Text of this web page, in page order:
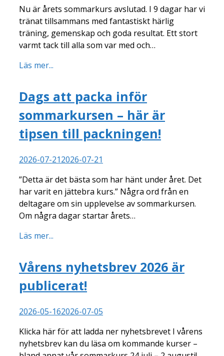
Nu är årets sommarkurs avslutad. I 9 dagar har vi
tränat tillsammans med fantastiskt härlig
träning, gemenskap och goda resultat. Ett stort
varmt tack till alla som var med och…
Läs mer...
Dags att packa inför
sommarkursen – här är
tipsen till packningen!
2026-07-212026-07-21
”Detta är det bästa som har hänt under året. Det
har varit en jättebra kurs.” Några ord från en
deltagare om sin upplevelse av sommarkursen.
Om några dagar startar årets…
Läs mer...
Vårens nyhetsbrev 2026 är
publicerat!
2026-05-162026-07-05
Klicka här för att ladda ner nyhetsbrevet I vårens
nyhetsbrev kan du läsa om kommande kurser –